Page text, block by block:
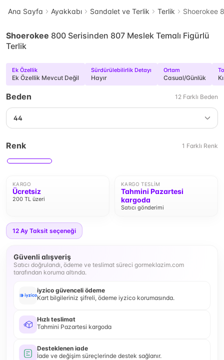
Ana Sayfa Ayakkabı Sandalet ve Terlik Terlik Shoerokee
Shoerokee 800 Serisinden 807 Meslek Temalı Figürlü
Terlik
Ek Özellik
Ek Özellik Mevcut Değil
Sürdürülebilirlik Detayı
Hayır
Ortam
Casual/Günlük
Beden 12 Farklı Beden
44
Renk 1 Farklı Renk
KARGO
Ücretsiz
200 TL üzeri
KARGO TESLIM
Tahmini Pazartesi
kargoda
Satıcı gönderimi
12 Ay Taksit seçeneği
Güvenli alışveriş
Satıcı doğrulandı, ödeme ve teslimat süreci gormeklazim.com
tarafından koruma altında.
iyzico güvenceli ödeme
Kart bilgileriniz şifreli, ödeme iyzico korumasında.
Hızlı teslimat
Tahmini Pazartesi kargoda
Desteklenen iade
İade ve değişim süreçlerinde destek sağlanır.